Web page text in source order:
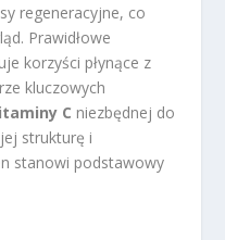
regeneracyjne, co
Prawidłowe
korzyści płynące z
kluczowych
C niezbędnej do
strukturę i
stanowi podstawowy